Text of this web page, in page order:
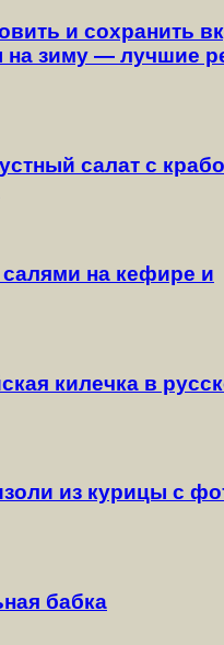
и сохранить
на зиму — лучшие
салат с
на кефире и
килечка в
из курицы с
бабка